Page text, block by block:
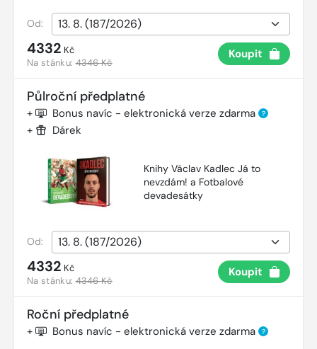
Od:
4332 Kč
Na stánku:4346 Kč
Koupit
Půlroční předplatné
+ Bonus navíc - elektronická verze zdarma ?
+ Dárek
Knihy Václav Kadlec Já to
nevzdám! a Fotbalové
devadesátky
Od:
4332 Kč
Na stánku:4346 Kč
Koupit
Roční předplatné
+ Bonus navíc - elektronická verze zdarma ?